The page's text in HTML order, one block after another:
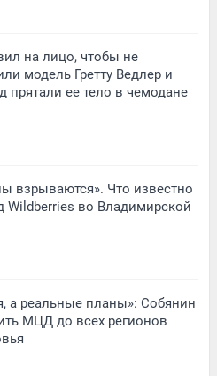
на лицо, чтобы не
модель Гретту Ведлер и
прятали ее тело в чемодане
взрываются». Что известно
Wildberries во Владимирской
а реальные планы»: Собянин
МЦД до всех регионов